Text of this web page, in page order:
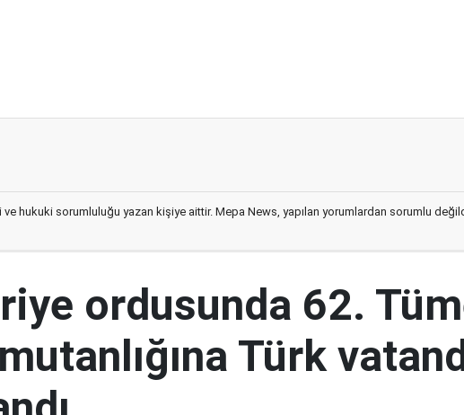
ve hukuki sorumluluğu yazan kişiye aittir. Mepa News, yapılan yorumlardan sorumlu
ordusunda 62.
Türk